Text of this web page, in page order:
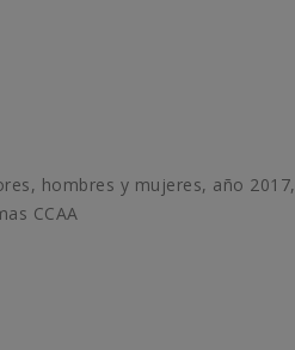
hombres y mujeres, año 2017,
CCAA